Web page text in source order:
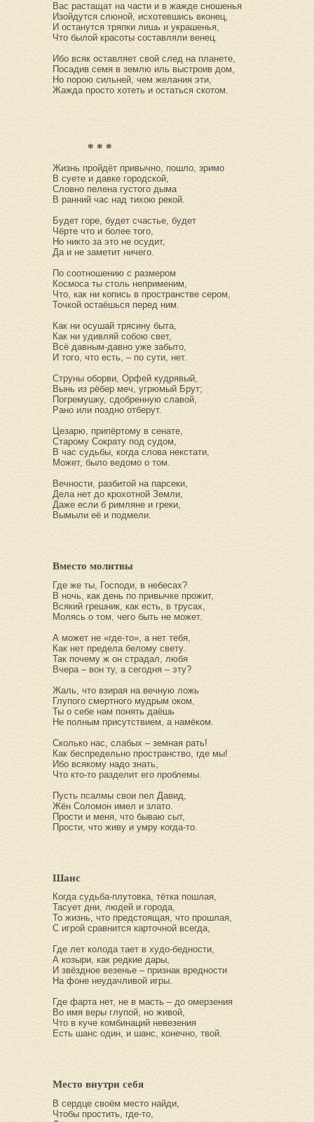
Вас растащат на части и в жажде сношенья
Изойдутся слюной, исхотевшись вконец,
И останутся тряпки лишь и украшенья,
Что былой красоты составляли венец.
Ибо всяк оставляет свой след на планете,
Посадив семя в землю иль выстроив дом,
Но порою сильней, чем желания эти,
Жажда просто хотеть и остаться скотом.
* * *
Жизнь пройдёт привычно, пошло, зримо
В суете и давке городской,
Словно пелена густого дыма
В ранний час над тихою рекой.
Будет горе, будет счастье, будет
Чёрте что и более того,
Но никто за это не осудит,
Да и не заметит ничего.
По соотношению с размером
Космоса ты столь неприменим,
Что, как ни копись в пространстве сером,
Точкой остаёшься перед ним.
Как ни осушай трясину быта,
Как ни удивляй собою свет,
Всё давным-давно уже забыто,
И того, что есть, – по сути, нет.
Струны оборви, Орфей кудрявый,
Вынь из рёбер меч, угрюмый Брут;
Погремушку, сдобренную славой,
Рано или поздно отберут.
Цезарю, припёртому в сенате,
Старому Сократу под судом,
В час судьбы, когда слова некстати,
Может, было ведомо о том.
Вечности, разбитой на парсеки,
Дела нет до крохотной Земли,
Даже если б римляне и греки,
Вымыли её и подмели.
Вместо молитвы
Где же ты, Господи, в небесах?
В ночь, как день по привычке прожит,
Всякий грешник, как есть, в трусах,
Молясь о том, чего быть не может.
А может не «где-то», а нет тебя,
Как нет предела белому свету.
Так почему ж он страдал, любя
Вчера – вон ту, а сегодня – эту?
Жаль, что взирая на вечную ложь
Глупого смертного мудрым оком,
Ты о себе нам понять даёшь
Не полным присутствием, а намёком.
Сколько нас, слабых – земная рать!
Как беспредельно пространство, где мы!
Ибо всякому надо знать,
Что кто-то разделит его проблемы.
Пусть псалмы свои пел Давид,
Жён Соломон имел и злато.
Прости и меня, что бываю сыт,
Прости, что живу и умру когда-то.
Шанс
Когда судьба-плутовка, тётка пошлая,
Тасует дни, людей и города,
То жизнь, что предстоящая, что прошлая,
С игрой сравнится карточной всегда,
Где лет колода тает в худо-бедности,
А козыри, как редкие дары,
И звёздное везенье – признак вредности
На фоне неудачливой игры.
Где фарта нет, не в масть – до омерзения
Во имя веры глупой, но живой,
Что в куче комбинаций невезения
Есть шанс один, и шанс, конечно, твой.
Место внутри себя
В сердце своём место найди,
Чтобы простить, где-то,